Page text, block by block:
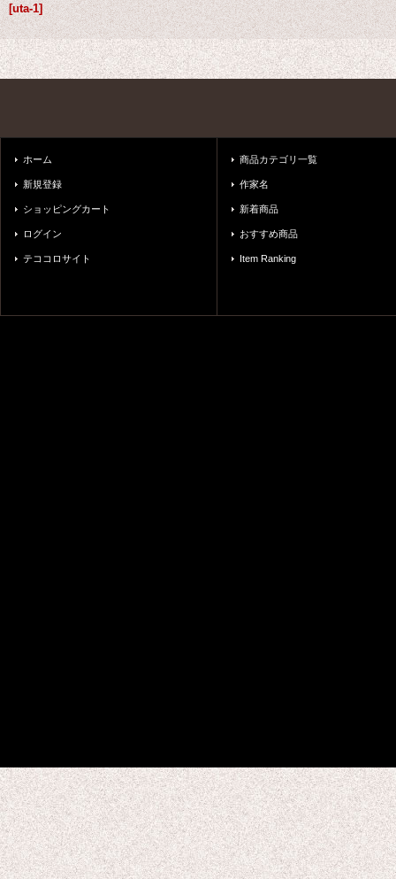
[uta-1]
ホーム
新規登録
ショッピングカート
ログイン
テココロサイト
商品カテゴリ一覧
作家名
新着商品
おすすめ商品
Item Ranking